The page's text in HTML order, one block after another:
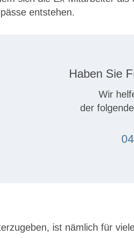
entstehen.
Haben Sie
Wir
der
ist nämlich für